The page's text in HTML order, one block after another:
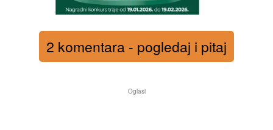
2 komentara - pogledaj i pitaj
Oglasi